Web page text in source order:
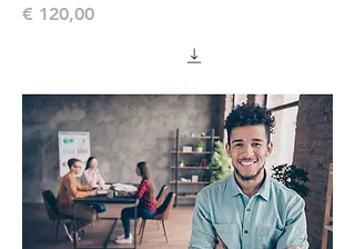
Prijs
€ 120,00